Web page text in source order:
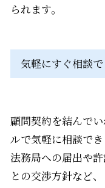
られます。
気軽にすぐ相談
顧問契約を結んで
ルで気軽に相談でき
法務局への届出や
との交渉方針など